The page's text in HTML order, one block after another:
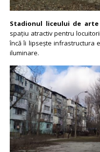
Stadionul liceului de arte
spațiu atractiv pentru
încă îi lipsește infrastructura
iluminare.